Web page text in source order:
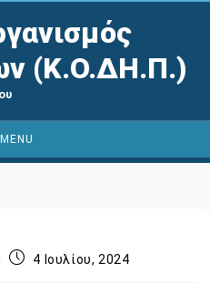
(Κ.Ο.ΔΗ.Π.)
MENU
4 Ιουλίου, 2024